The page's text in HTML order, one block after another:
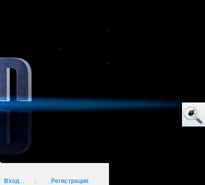
Вход Регистрация